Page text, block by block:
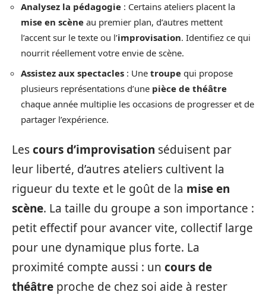
Analysez la pédagogie : Certains ateliers placent la
mise en scène au premier plan, d’autres mettent
l’accent sur le texte ou l’improvisation. Identifiez ce qui
nourrit réellement votre envie de scène.
Assistez aux spectacles : Une troupe qui propose
plusieurs représentations d’une pièce de théâtre
chaque année multiplie les occasions de progresser et de
partager l’expérience.
Lescours d’improvisation séduisent par
leur liberté, d’autres ateliers cultivent la
rigueur du texte et le goût de la mise en
scène. La taille du groupe a son importance :
petit effectif pour avancer vite, collectif large
pour une dynamique plus forte. La
proximité compte aussi : un cours de
théâtre proche de chez soi aide à rester